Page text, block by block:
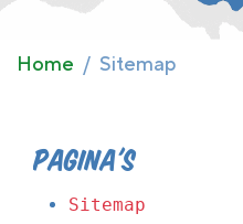
Home Sitemap
Pagina's
Sitemap